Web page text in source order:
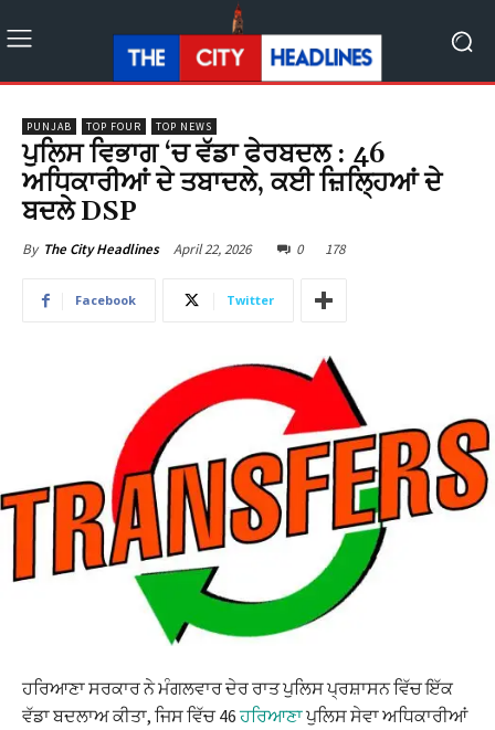
PUNJAB TOP FOUR TOP NEWS
ਪੁਲਿਸ ਵਿਭਾਗ ‘ਚ ਵੱਡਾ ਫੇਰਬਦਲ : 46
ਅਧਿਕਾਰੀਆਂ ਦੇ ਤਬਾਦਲੇ, ਕਈ ਜ਼ਿਲ੍ਹਿਆਂ ਦੇ
ਬਦਲੇ DSP
By The City Headlines April 22, 2026 0 178
Facebook Twitter
ਹਰਿਆਣਾ ਸਰਕਾਰ ਨੇ ਮੰਗਲਵਾਰ ਦੇਰ ਰਾਤ ਪੁਲਿਸ ਪ੍ਰਸ਼ਾਸਨ ਵਿੱਚ ਇੱਕ
ਵੱਡਾ ਬਦਲਾਅ ਕੀਤਾ, ਜਿਸ ਵਿੱਚ 46ਹਰਿਆਣਾਪੁਲਿਸ ਸੇਵਾ ਅਧਿਕਾਰੀਆਂ